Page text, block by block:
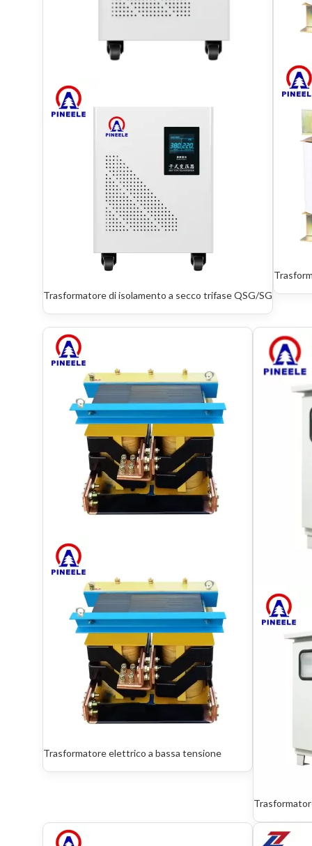
Trasformatore di isolamento a secco trifase QSG/SG
Trasformatore elettrico a bassa tensione